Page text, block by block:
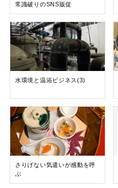
常識破りのSNS販促
水環境と温浴ビジネス(3)
さりげない気遣いが感動を呼
ぶ